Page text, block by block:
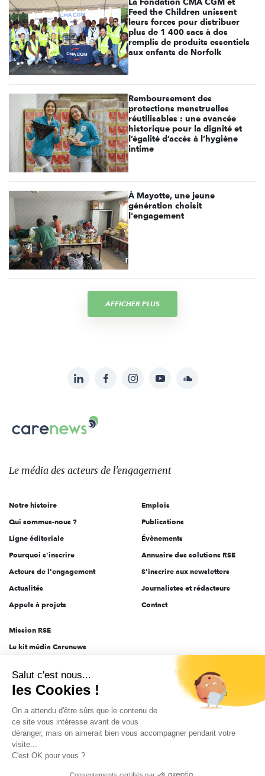
Feed the Children unissent
leurs forces pour distribuer
plus de 1 400 sacs à dos
remplis de produits essentiels
aux enfants de Norfolk
Remboursement des
protections menstruelles
réutilisables : une avancée
historique pour la dignité et
l’égalité d’accès à l’hygiène
intime
À Mayotte, une jeune
génération choisit
l'engagement
AFFICHER PLUS
sur:
LinkedInFacebookInstagramYouTubeSoundcloud
Carenews,
Le
des
l'engagement
Le média des acteurs de l'engagement
Notre histoire
Qui sommes-nous ?
Ligne éditoriale
Pourquoi s'inscrire
Acteurs de l'engagement
Actualités
Appels à projets
Emplois
Publications
Évènements
Annuaire des solutions RSE
S'inscrire aux newsletters
Journalistes et rédacteurs
Contact
Mission RSE
Le kit média Carenews
AEF info
Novethic
PRODURABLE
Inclusiv Day
Données personnelles Mentions légales 2025-2026 Tout droits réservés
Salut c'est nous...
les Cookies !
On a attendu d'être sûrs que le contenu de
ce site vous intéresse avant de vous
déranger, mais on aimerait bien vous accompagner pendant votre
visite...
C'est OK pour vous ?
Consentements certifiés par